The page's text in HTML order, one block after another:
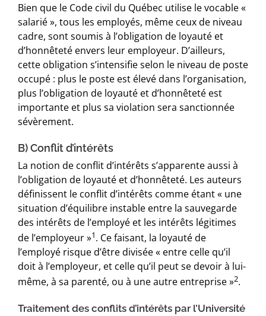
Bien que le Code civil du Québec utilise le vocable «
salarié », tous les employés, même ceux de niveau
cadre, sont soumis à l’obligation de loyauté et
d’honnêteté envers leur employeur. D’ailleurs,
cette obligation s’intensifie selon le niveau de poste
occupé : plus le poste est élevé dans l’organisation,
plus l’obligation de loyauté et d’honnêteté est
importante et plus sa violation sera sanctionnée
sévèrement.
B) Conflit d’intérêts
La notion de conflit d’intérêts s’apparente aussi à
l’obligation de loyauté et d’honnêteté. Les auteurs
définissent le conflit d’intérêts comme étant « une
situation d’équilibre instable entre la sauvegarde
des intérêts de l’employé et les intérêts légitimes
de l’employeur »1. Ce faisant, la loyauté de
l’employé risque d’être divisée « entre celle qu’il
doit à l’employeur, et celle qu’il peut se devoir à lui-
même, à sa parenté, ou à une autre entreprise »2.
Traitement des conflits d’intérêts par l’Université